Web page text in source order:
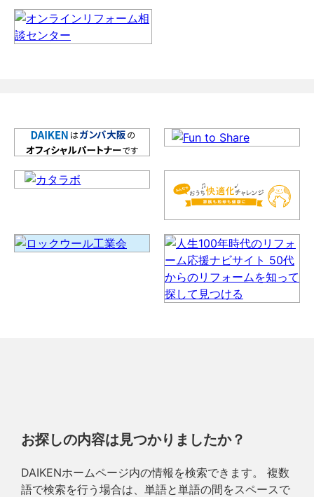
お探しの内容は見つかりましたか？
DAIKENホームページ内の情報を検索できます。 複数
語で検索を行う場合は、単語と単語の間をスペースで